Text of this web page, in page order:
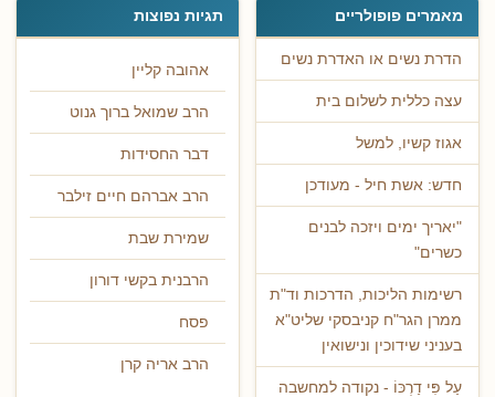
מאמרים פופולריים
הדרת נשים או האדרת נשים
עצה כללית לשלום בית
אגוז קשיו, למשל
חדש: אשת חיל - מעודכן
"יאריך ימים ויזכה לבנים
כשרים"
רשימות הליכות, הדרכות וד"ת
ממרן הגר"ח קניבסקי שליט"א
בעניני שידוכין ונישואין
עַל פִּי דַרְכּוֹ - נקודה למחשבה
תגיות נפוצות
אהובה קליין
הרב שמואל ברוך גנוט
דבר החסידות
הרב אברהם חיים זילבר
שמירת שבת
הרבנית בקשי דורון
פסח
הרב אריה קרן